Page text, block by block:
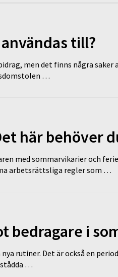
till?
men det finns några
…
här behöver
med sommarvikarier och
arbetsrättsliga regler som …
bedragare i
rutiner. Det är också en
…